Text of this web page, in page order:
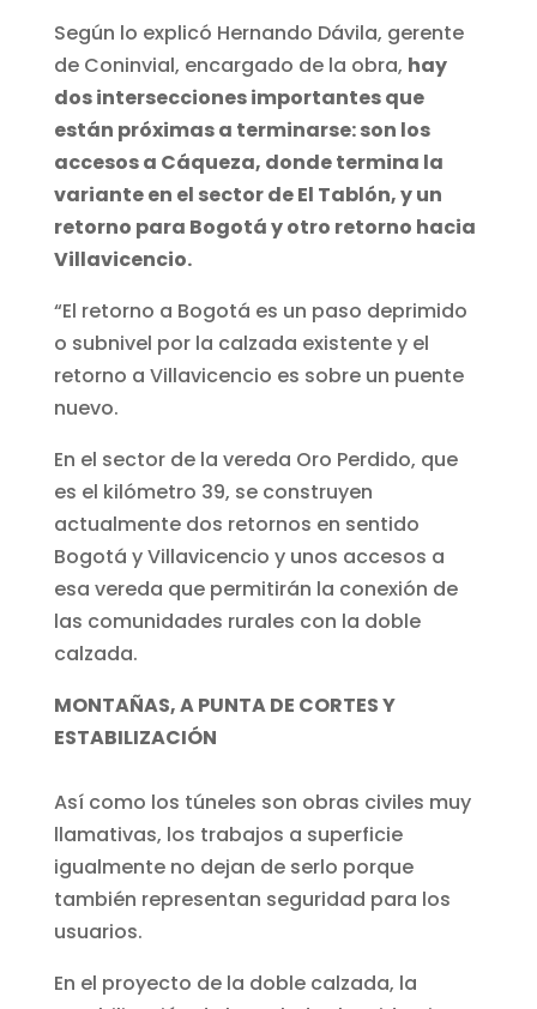
Según lo explicó Hernando Dávila, gerente
de Coninvial, encargado de la obra, hay
dos intersecciones importantes que
están próximas a terminarse: son los
accesos a Cáqueza, donde termina la
variante en el sector de El Tablón, y un
retorno para Bogotá y otro retorno hacia
Villavicencio.
“El retorno a Bogotá es un paso deprimido
o subnivel por la calzada existente y el
retorno a Villavicencio es sobre un puente
nuevo.
En el sector de la vereda Oro Perdido, que
es el kilómetro 39, se construyen
actualmente dos retornos en sentido
Bogotá y Villavicencio y unos accesos a
esa vereda que permitirán la conexión de
las comunidades rurales con la doble
calzada.
MONTAÑAS, A PUNTA DE CORTES Y
ESTABILIZACIÓN
Así como los túneles son obras civiles muy
llamativas, los trabajos a superficie
igualmente no dejan de serlo porque
también representan seguridad para los
usuarios.
En el proyecto de la doble calzada, la